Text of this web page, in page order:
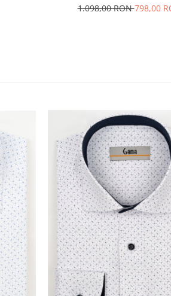
1.098,00 RON798,00